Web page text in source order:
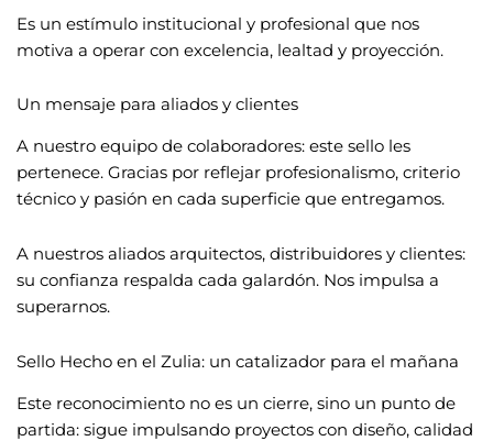
Es un estímulo institucional y profesional que nos
motiva a operar con excelencia, lealtad y proyección.
Un mensaje para aliados y clientes
A nuestro equipo de colaboradores: este sello les
pertenece. Gracias por reflejar profesionalismo, criterio
técnico y pasión en cada superficie que entregamos.
A nuestros aliados arquitectos, distribuidores y clientes:
su confianza respalda cada galardón. Nos impulsa a
superarnos.
Sello Hecho en el Zulia: un catalizador para el mañana
Este reconocimiento no es un cierre, sino un punto de
partida: sigue impulsando proyectos con diseño, calidad